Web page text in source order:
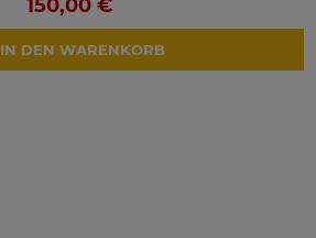
150,00 €
IN DEN WARENKORB